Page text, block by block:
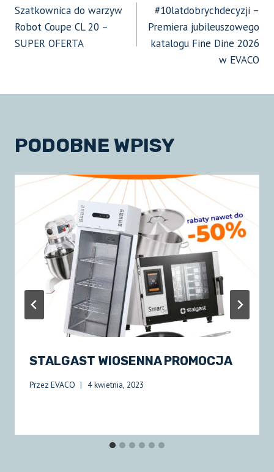
WPISU
Szatkownica do warzyw
Robot Coupe CL 20 –
SUPER OFERTA
#10latdobrychdecyzji –
Premiera jubileuszowego
katalogu Fine Dine 2026
w EVACO
PODOBNE WPISY
STALGAST WIOSENNA PROMOCJA
Przez EVACO 4 kwietnia, 2023